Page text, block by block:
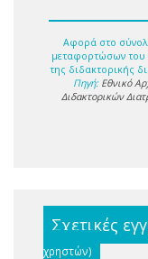
Αφορά στο
μεταφορτώσων του
της διδακτορικής
Πηγή: Εθνικό
Διδακτορικών
Σχετικές
χρηστών)